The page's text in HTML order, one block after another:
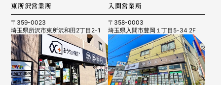
東所沢営業所
〒359-0023
埼玉県所沢市東所沢和田2丁目2-1
入間営業所
〒358-0003
埼玉県入間市豊岡１丁目5-34 2F